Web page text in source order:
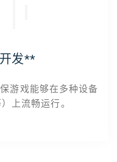
发**
游戏能够在多种设备
上流畅运行。